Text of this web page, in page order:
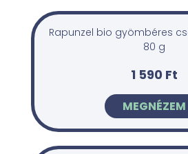
Rapunzel bio gyömbéres
80 g
1 590 Ft
MEGNÉZEM